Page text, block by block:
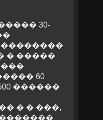
30-
� �����
60
������
� � ���,